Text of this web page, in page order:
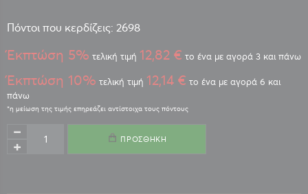
Πόντοι που κερδίζεις: 2698
Έκπτώση 5% τελική τιμή 12,82 € το ένα με αγορά 3 και πάνω
Έκπτώση 10% τελική τιμή 12,14 € το ένα με αγορά 6 και
πάνω
ΠΡΟΣΘΉΚΗ